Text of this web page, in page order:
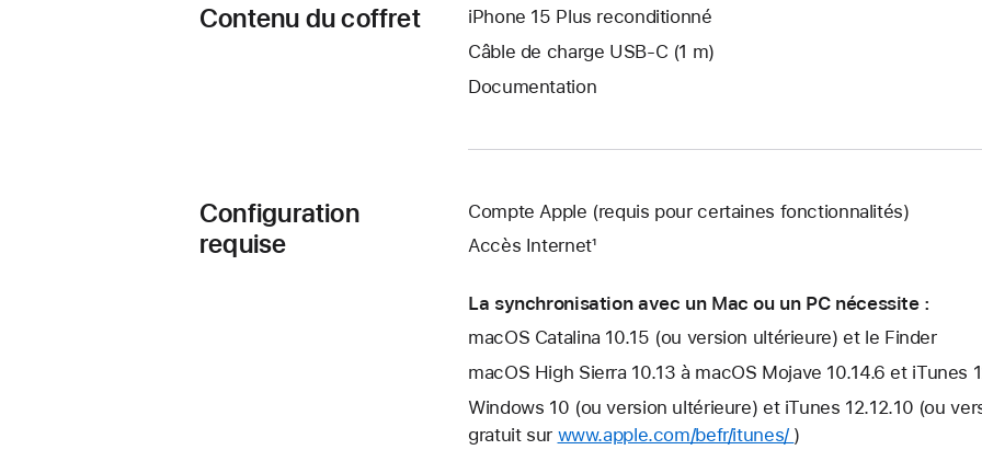
Contenu du coffret
iPhone 15 Plus reconditionné
Câble de charge USB‑C (1 m)
Documentation
Configuration
requise
Compte Apple (requis pour certaines fonctionnalités)
Accès Internet¹
La synchronisation avec un Mac ou un PC nécessite :
macOS Catalina 10.15 (ou version ultérieure) et le Finder
macOS High Sierra 10.13 à macOS Mojave 10.14.6 et iTunes
Windows 10 (ou version ultérieure) et iTunes 12.12.10 (ou
gratuit sur www.apple.com/befr/itunes/ )